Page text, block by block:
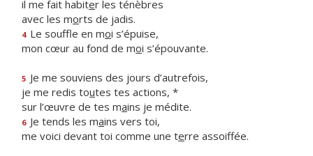
il me fait habiter les ténèbres
avec les morts de jadis.
4 Le souffle en moi s’épuise,
mon cœur au fond de moi s’épouvante.
5 Je me souviens des jours d’autrefois,
je me redis toutes tes actions, *
sur l’œuvre de tes mains je médite.
6 Je tends les mains vers toi,
me voici devant toi comme une terre assoiffée.